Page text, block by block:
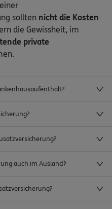
sollten nicht die Kosten
die Gewissheit, im
private
auch im Ausland?